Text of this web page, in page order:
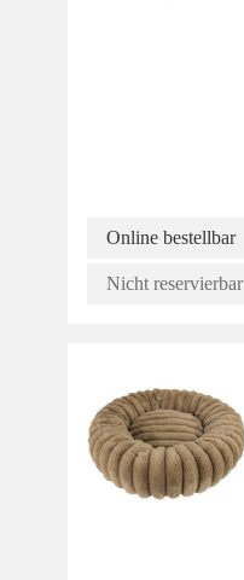
Online bestellbar
Nicht reservierbar